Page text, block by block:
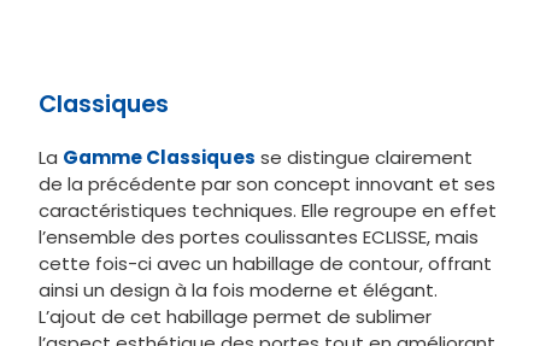
Classiques
La Gamme Classiques se distingue clairement
de la précédente par son concept innovant et ses
caractéristiques techniques. Elle regroupe en effet
l’ensemble des portes coulissantes ECLISSE, mais
cette fois-ci avec un habillage de contour, offrant
ainsi un design à la fois moderne et élégant.
L’ajout de cet habillage permet de sublimer